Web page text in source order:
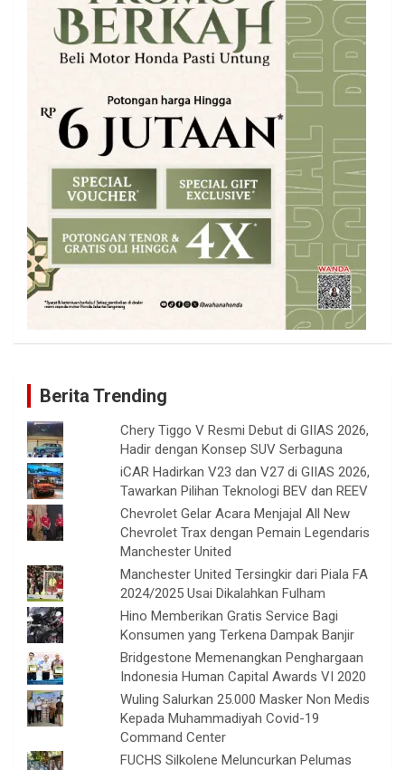
Berita Trending
Chery Tiggo V Resmi Debut di GIIAS 2026,
Hadir dengan Konsep SUV Serbaguna
iCAR Hadirkan V23 dan V27 di GIIAS 2026,
Tawarkan Pilihan Teknologi BEV dan REEV
Chevrolet Gelar Acara Menjajal All New
Chevrolet Trax dengan Pemain Legendaris
Manchester United
Manchester United Tersingkir dari Piala FA
2024/2025 Usai Dikalahkan Fulham
Hino Memberikan Gratis Service Bagi
Konsumen yang Terkena Dampak Banjir
Bridgestone Memenangkan Penghargaan
Indonesia Human Capital Awards VI 2020
Wuling Salurkan 25.000 Masker Non Medis
Kepada Muhammadiyah Covid-19
Command Center
FUCHS Silkolene Meluncurkan Pelumas